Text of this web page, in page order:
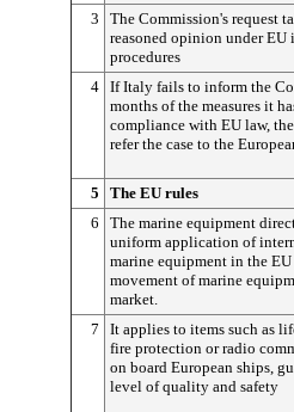
3
The Commission's request
reasoned opinion under EU
procedures
4 If Italy fails to inform the
months of the measures it
compliance with EU law,
refer the case to the
5
The EU rules
6
The marine equipment
uniform application of
marine equipment in the
movement of marine
market.
7
It applies to items such as
fire protection or radio
on board European ships,
level of quality and safety